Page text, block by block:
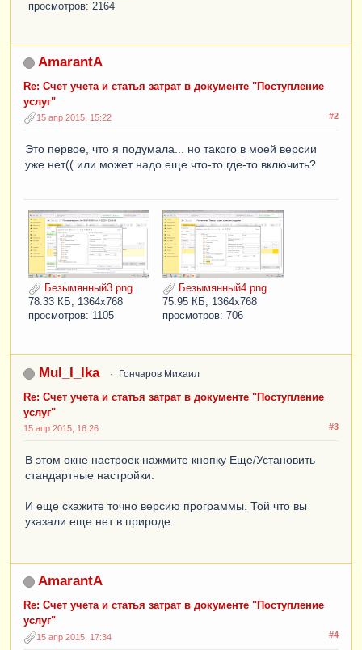
просмотров: 2164
AmarantA
Re: Счет учета и статья затрат в документе "Поступление
услуг"
#2
15 апр 2015, 15:22
Это первое, что я подумала... но такого в моей версии
уже нет(( или может надо еще что-то где-то включить?
Безымянный3.png
78.33 КБ, 1364x768
просмотров: 1105
Безымянный4.png
75.95 КБ, 1364x768
просмотров: 706
MuI_I_Ika Гончаров Михаил
Re: Счет учета и статья затрат в документе "Поступление
услуг"
#3
15 апр 2015, 16:26
В этом окне настроек нажмите кнопку Еще/Установить
стандартные настройки.
И еще скажите точно версию программы. Той что вы
указали еще нет в природе.
AmarantA
Re: Счет учета и статья затрат в документе "Поступление
услуг"
#4
15 апр 2015, 17:34